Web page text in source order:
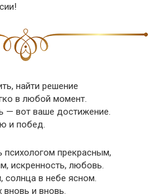
найти решение
в любой момент.
вот ваше достижение.
и побед.
психологом прекрасным,
искренность, любовь.
солнца в небе ясном.
вновь и вновь.